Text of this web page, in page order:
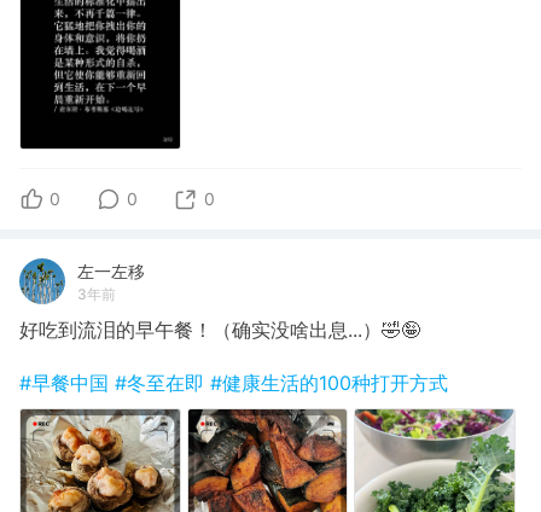
0 0 0
左一左移
3年前
好吃到流泪的早午餐！（确实没啥出息...）🤣🤪
#早餐中国 #冬至在即 #健康生活的100种打开方式